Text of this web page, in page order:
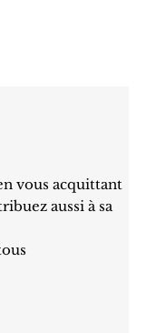
vous acquittant
aussi à sa